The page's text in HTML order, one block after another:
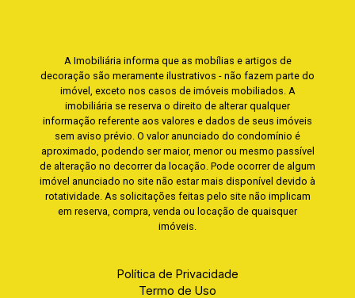
A Imobiliária informa que as mobílias e artigos de
decoração são meramente ilustrativos - não fazem parte do
imóvel, exceto nos casos de imóveis mobiliados. A
imobiliária se reserva o direito de alterar qualquer
informação referente aos valores e dados de seus imóveis
sem aviso prévio. O valor anunciado do condomínio é
aproximado, podendo ser maior, menor ou mesmo passível
de alteração no decorrer da locação. Pode ocorrer de algum
imóvel anunciado no site não estar mais disponível devido à
rotatividade. As solicitações feitas pelo site não implicam
em reserva, compra, venda ou locação de quaisquer
imóveis.
Política de Privacidade
Termo de Uso